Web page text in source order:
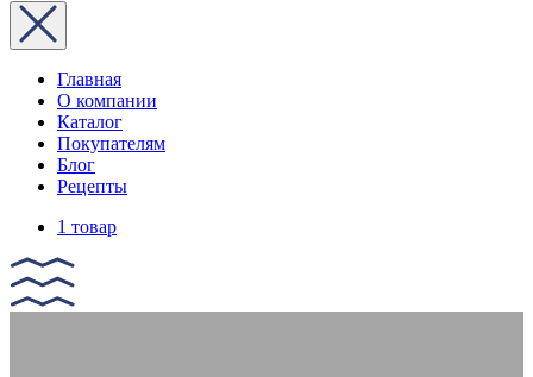
Главная
О компании
Каталог
Покупателям
Блог
Рецепты
1 товар